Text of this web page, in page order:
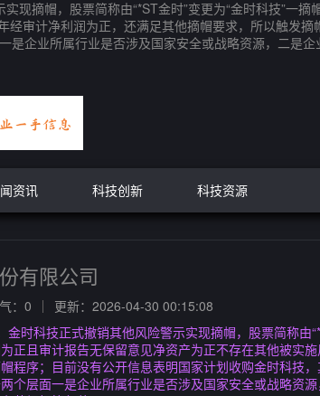
现摘帽，股票简称由“*ST金时”变更为“金时科技”一
审计净利润为正，还满足其他摘帽要求，所以触发
是企业所属行业是否涉及国家安全或战略资源，二是
资讯 科技创新 科技资源
有限公司
：0
更新：2026-04-30 00:15:08
金时科技正式撤销其他风险警示实现摘帽，股票简称由
正且审计报告无保留意见净资产为正不存在其他被实
程序；目前没有公开信息表明国家计划收购金时科技
个层面一是企业所属行业是否涉及国家安全或战略资